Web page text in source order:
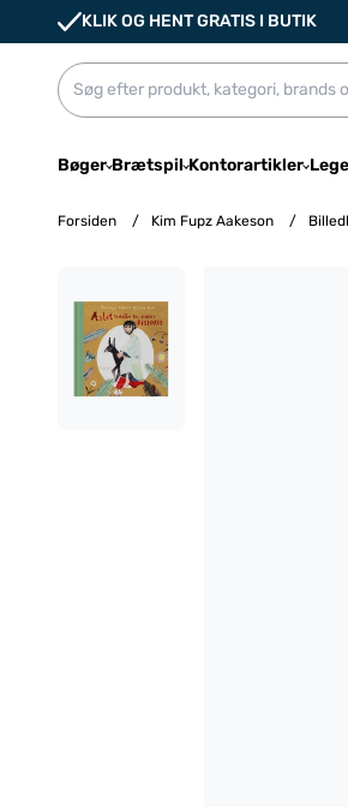
KLIK OG HENT GRATIS I BUTIK
Bøger Brætspil Kontorartikler
Forsiden / Kim Fupz Aakeson /